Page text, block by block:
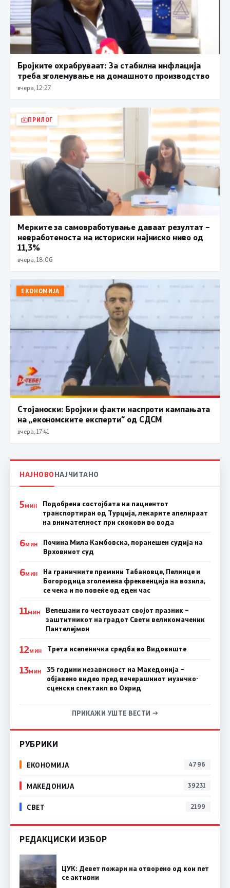
Бројките охрабруваат: За стабилна инфлација
треба зголемување на домашното производство
вчера, 12:27
ПРИЛОГ
Мерките за самовработување даваат резултат –
невработеноста на историски најниско ниво од
11,3%
вчера, 18:06
ЕКОНОМИЈА
Стојаноски: Бројки и факти наспроти кампањата
на „економските експерти“ од СДСM
вчера, 17:41
НАЈНОВОНАЈЧИТАНО
5МИН
Подобрена состојбата на пациентот
транспортиран од Турција, лекарите апелираат
на внимателност при скокови во вода
6МИН
Почина Мила Камбовска, поранешен судија на
Врховниот суд
6МИН
На граничните премини Табановце, Пелинце и
Богородица зголемена фреквенција на возила,
се чека и по повеќе од еден час
11МИН
Велешани го чествуваат својот празник –
заштитникот на градот Свети великомаченик
Пантелејмон
12МИН Трета иселеничка средба во Видовиште
13МИН
35 години независност на Македонија –
објавено видео пред вечерашниот музичко-
сценски спектакл во Охрид
ПРИКАЖИ УШТЕ ВЕСТИ →
РУБРИКИ
ЕКОНОМИЈА 4796
МАКЕДОНИЈА 39231
СВЕТ 2199
РЕДАКЦИСКИ ИЗБОР
ЦУК: Девет пожари на отворено од кои пет
се активни